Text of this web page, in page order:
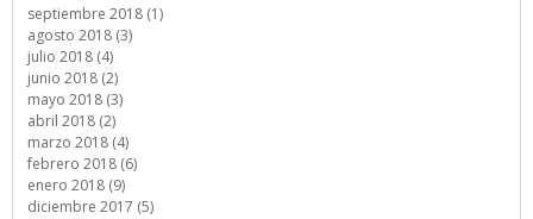
septiembre 2018 (1)
agosto 2018 (3)
julio 2018 (4)
junio 2018 (2)
mayo 2018 (3)
abril 2018 (2)
marzo 2018 (4)
febrero 2018 (6)
enero 2018 (9)
diciembre 2017 (5)